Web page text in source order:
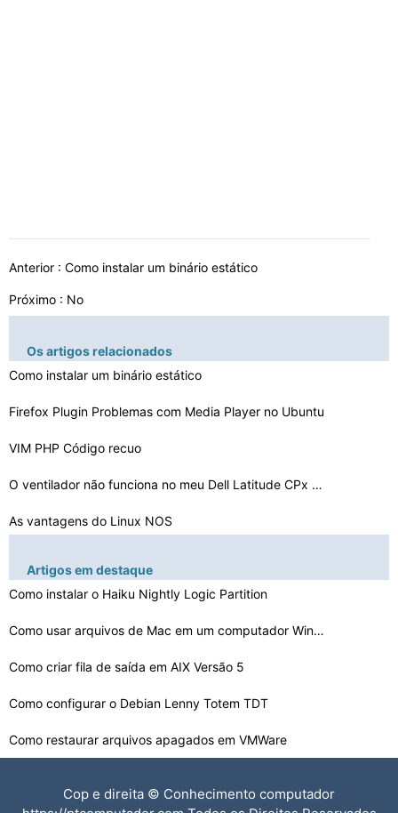
Anterior : Como instalar um binário estático
Próximo : No
Os artigos relacionados
Como instalar um binário estático
Firefox Plugin Problemas com Media Player no Ubuntu
VIM PHP Código recuo
O ventilador não funciona no meu Dell Latitude CPx dep…
As vantagens do Linux NOS
Linux Kernel é preso em Compilando
Qual é a diferença entre Cron & Anacron
Como copiar arquivos de um BlackBerry para Linux
Como usar um título com várias linhas no Grub
Artigos em destaque
Como instalar o Haiku Nightly Logic Partition
Como usar arquivos de Mac em um computador Windows
Como criar fila de saída em AIX Versão 5
Como configurar o Debian Lenny Totem TDT
Como restaurar arquivos apagados em VMWare
Cop e direita © Conhecimento computador